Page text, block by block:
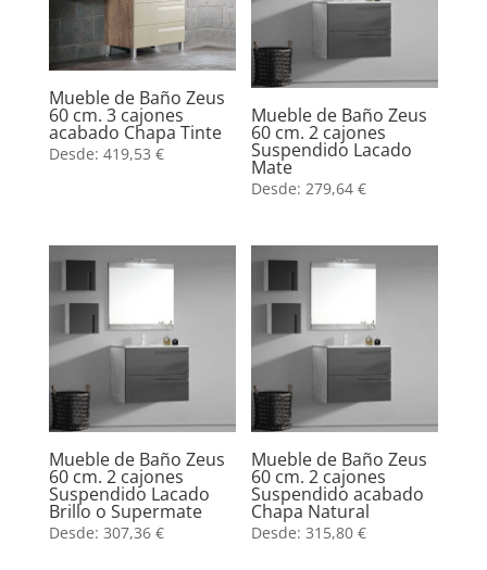
Mueble de Baño Zeus
60 cm. 3 cajones
acabado Chapa Tinte
Desde: 419,53 €
Mueble de Baño Zeus
60 cm. 2 cajones
Suspendido Lacado
Mate
Desde:279,64€
Mueble de Baño Zeus
60 cm. 2 cajones
Suspendido Lacado
Brillo o Supermate
Desde: 307,36 €
Mueble de Baño Zeus
60 cm. 2 cajones
Suspendido acabado
Chapa Natural
Desde:315,80€